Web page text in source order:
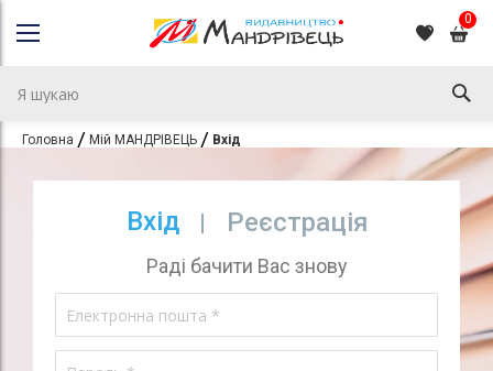
0
Головна Мій МАНДРІВЕЦЬ Вхід
Вхід Реєстрація
Раді бачити Вас знову